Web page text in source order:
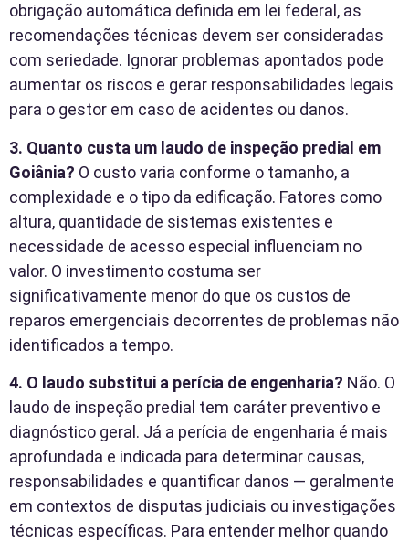
obrigação automática definida em lei federal, as
recomendações técnicas devem ser consideradas
com seriedade. Ignorar problemas apontados pode
aumentar os riscos e gerar responsabilidades legais
para o gestor em caso de acidentes ou danos.
3. Quanto custa um laudo de inspeção predial em
Goiânia? O custo varia conforme o tamanho, a
complexidade e o tipo da edificação. Fatores como
altura, quantidade de sistemas existentes e
necessidade de acesso especial influenciam no
valor. O investimento costuma ser
significativamente menor do que os custos de
reparos emergenciais decorrentes de problemas não
identificados a tempo.
4. O laudo substitui a perícia de engenharia? Não. O
laudo de inspeção predial tem caráter preventivo e
diagnóstico geral. Já a perícia de engenharia é mais
aprofundada e indicada para determinar causas,
responsabilidades e quantificar danos — geralmente
em contextos de disputas judiciais ou investigações
técnicas específicas. Para entender melhor quando